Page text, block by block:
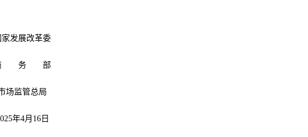
家发展改革委
务 部
场监管总局
年4月16日